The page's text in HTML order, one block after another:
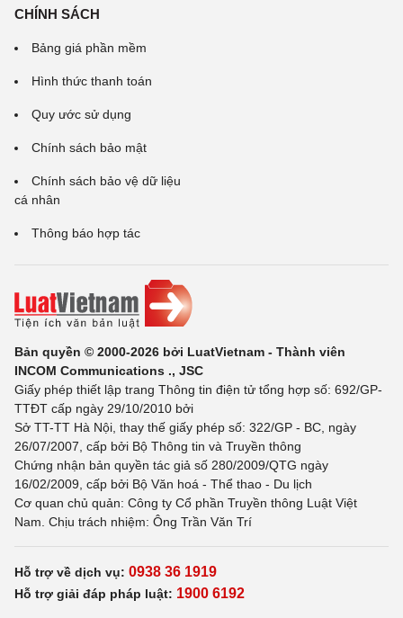
CHÍNH SÁCH
Bảng giá phần mềm
Hình thức thanh toán
Quy ước sử dụng
Chính sách bảo mật
Chính sách bảo vệ dữ liệu
cá nhân
Thông báo hợp tác
Bản quyền © 2000-2026 bởi LuatVietnam - Thành viên
INCOM Communications ., JSC
Giấy phép thiết lập trang Thông tin điện tử tổng hợp số: 692/GP-
TTĐT cấp ngày 29/10/2010 bởi
Sở TT-TT Hà Nội, thay thế giấy phép số: 322/GP - BC, ngày
26/07/2007, cấp bởi Bộ Thông tin và Truyền thông
Chứng nhận bản quyền tác giả số 280/2009/QTG ngày
16/02/2009, cấp bởi Bộ Văn hoá - Thể thao - Du lịch
Cơ quan chủ quản: Công ty Cổ phần Truyền thông Luật Việt
Nam. Chịu trách nhiệm: Ông Trần Văn Trí
Hỗ trợ về dịch vụ: 0938 36 1919
Hỗ trợ giải đáp pháp luật: 1900 6192